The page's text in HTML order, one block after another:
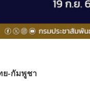
ย-กัมพูชา